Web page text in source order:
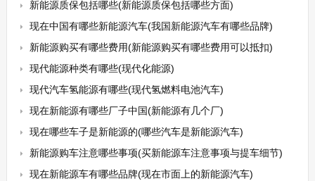
新能源质保包括哪些(新能源质保包括哪些方面)
现在中国有哪些新能源汽车(我国新能源汽车有哪些品牌)
新能源购买有哪些费用(新能源购买有哪些费用可以抵扣)
现代能源种类有哪些(现代化能源)
现代汽车氢能源有哪些(现代氢燃料电池汽车)
现在新能源有哪些厂子中国(新能源有几个厂)
现在哪些车子是新能源的(哪些汽车是新能源汽车)
新能源购车注意哪些事项(买新能源车注意事项与提车细节)
现在新能源车有哪些品牌(现在市面上的新能源汽车)